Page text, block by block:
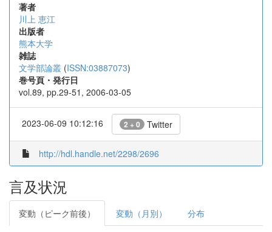
著者
川上 恵江
出版者
熊本大学
雑誌
文学部論叢 (ISSN:03887073)
巻号頁・発行日
vol.89, pp.29-51, 2006-03-05
2023-06-09 10:12:16 2 + 0 Twitter
http://hdl.handle.net/2298/2696
言及状況
変動（ピーク前後） 変動（月別） 分布